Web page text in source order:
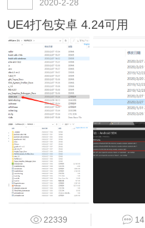
2020-2-28
UE4打包安卓 4.24可用
22339 14